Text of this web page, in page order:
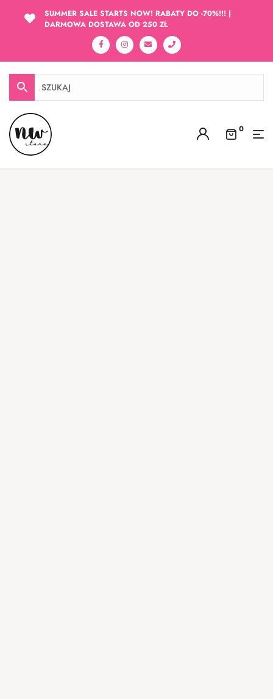
SUMMER SALE STARTS NOW! RABATY DO -70%!!! |
DARMOWA DOSTAWA OD 250 ZŁ
0